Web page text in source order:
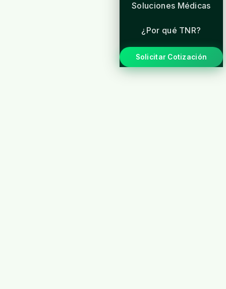
Soluciones Médicas
¿Por qué TNR?
Solicitar Cotización